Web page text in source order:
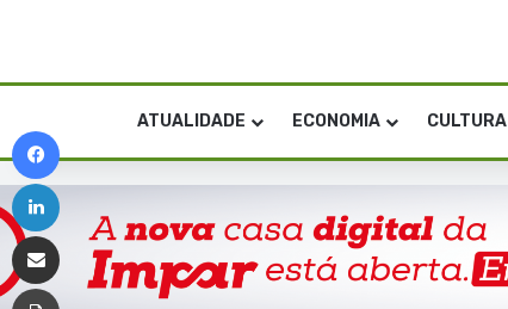
ATUALIDADE ECONOMIA CULTURA
Linkedin
Imprimir